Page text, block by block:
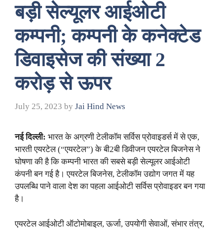
बड़ी सेल्यूलर आईओटी
कम्पनी; कम्पनी के कनेक्टेड
डिवाइसेज की संख्या 2
करोड़ से ऊपर
July 25, 2023 by Jai Hind News
नई दिल्ली: भारत के अग्रणी टेलीकॉम सर्विस प्रोवाइडर्स में से एक,
भारती एयरटेल (“एयरटेल”) के बी2बी डिवीजन एयरटेल बिजनेस ने
घोषणा की है कि कम्पनी भारत की सबसे बड़ी सेल्यूलर आईओटी
कंपनी बन गई है। एयरटेल बिजनेस, टेलीकॉम उद्योग जगत में यह
उपलब्धि पाने वाला देश का पहला आईओटी सर्विस प्रोवाइडर बन गया
है।
एयरटेल आईओटी ऑटोमोबाइल, ऊर्जा, उपयोगी सेवाओं, संभार तंत्र,